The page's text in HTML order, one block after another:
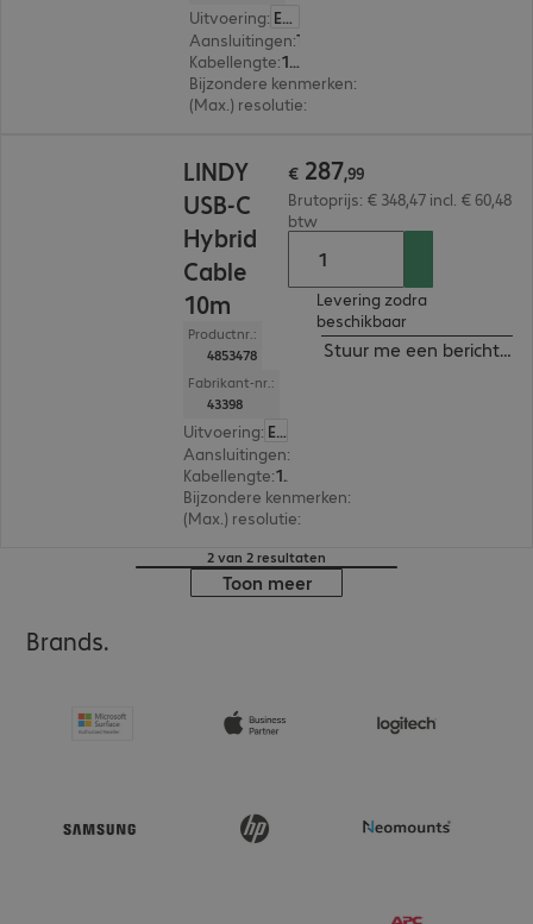
Uitvoering: Europa
Aansluitingen:
Kabellengte: 15 m
Bijzondere kenmerken:
(Max.) resolutie:
LINDY
USB-C
Hybrid
Cable
10m
Productnr.:
4853478
Fabrikant-nr.:
43398
Uitvoering: Europa
Aansluitingen:
Kabellengte: 10 m
Bijzondere kenmerken:
(Max.) resolutie:
€ 287,99
Brutoprijs: € 348,47 incl. € 60,48
btw
Levering zodra
beschikbaar
Stuur me een bericht
2 van 2 resultaten
Toon meer
Brands.